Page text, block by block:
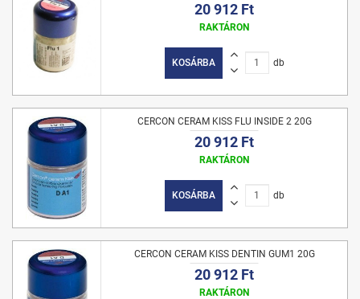
20 912 Ft
RAKTÁRON
KOSÁRBA db
CERCON CERAM KISS FLU INSIDE 2 20G
20 912 Ft
RAKTÁRON
KOSÁRBA db
CERCON CERAM KISS DENTIN GUM1 20G
20 912 Ft
RAKTÁRON